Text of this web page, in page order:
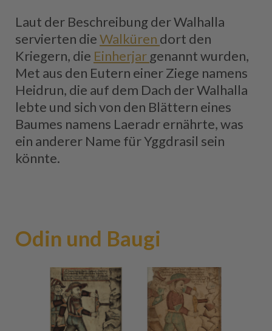
Laut der Beschreibung der Walhalla
servierten dieWalküren dort den
Kriegern, die Einherjar genannt wurden,
Met aus den Eutern einer Ziege namens
Heidrun, die auf dem Dach der Walhalla
lebte und sich von den Blättern eines
Baumes namens Laeradr ernährte, was
ein anderer Name für Yggdrasil sein
könnte.
Odin und Baugi